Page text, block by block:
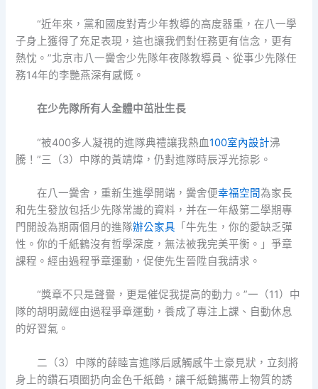
“近年來，黨和國度對青少年教導的高度器重，在八一學
子身上獲得了充足表現，這也讓我們對任務更有信念，更有
熱忱。”北京市八一黌舍少先隊年夜隊教導員、從事少先隊任
務14年的李艷燕深有感慨。
在少先隊所有人全體中茁壯生長
“被400多人凝視的進隊典禮讓我熱血100室內設計沸
騰！”三（3）中隊的黃靖煒，仍對進隊時辰浮光掠影。
在八一黌舍，重新生進學開端，黌舍便幸福空間為家長
和先生發放包括少先隊常識的資料，并在一年級第二學期專
門開設為期兩個月的進隊辦公家具 「牛先生，你的愛缺乏彈
性。你的千紙鶴沒有哲學深度，無法被我完美平衡。」爭章
課程。經由過程爭章運動，促使先生晉陞自我請求。
“獎章不只是聲譽，更是催促我提高的動力。”一（11）中
隊的胡明葳經由過程爭章運動，養成了專注上課、自動休息
的好習氣。
二（3）中隊的薛睦言進隊后感觸感牛土豪見狀，立刻將
身上的鑽石項圈扔向金色千紙鶴，讓千紙鶴攜帶上物質的誘